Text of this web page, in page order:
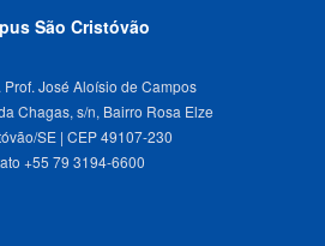
São Cristóvão
José Aloísio de Campos
Chagas, s/n, Bairro Rosa Elze
SE | CEP 49107-230